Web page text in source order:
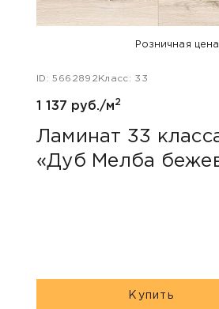
Розничная цена
ID: 5662892 Класс: 33
1 137 руб./м2
Ламинат 33
«Дуб Мелба
Купить